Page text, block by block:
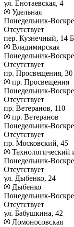
ул. Енотаевская, 4
Удельная
Понедельник-
Отсутствует
пер. Кузнечный, 14 Б
Владимирская
Понедельник-
Отсутствует
пр. Просвещения, 30
пр. Просвещения
Понедельник-
Отсутствует
пр. Ветеранов, 110
пр. Ветеранов
Понедельник-
Отсутствует
пр. Московский, 45
Технологический
Понедельник-
Отсутствует
ул. Дыбенко, 24
Дыбенко
Понедельник-
Отсутствует
ул. Бабушкина, 42
Ломоносовская